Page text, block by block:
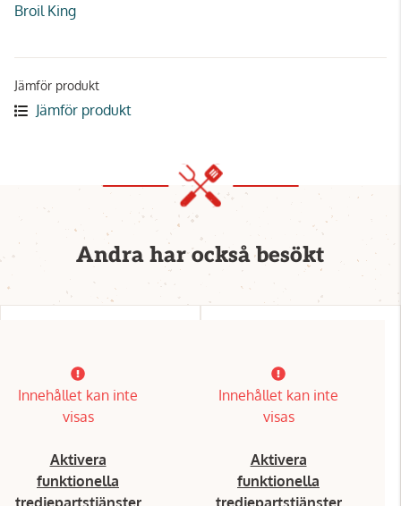
Broil King
Jämför produkt
Jämför produkt
Andra har också besökt
Innehållet kan inte
visas
Aktivera
funktionella
tredjepartstjänster
Innehållet kan inte
visas
Aktivera
funktionella
tredjepartstjänster